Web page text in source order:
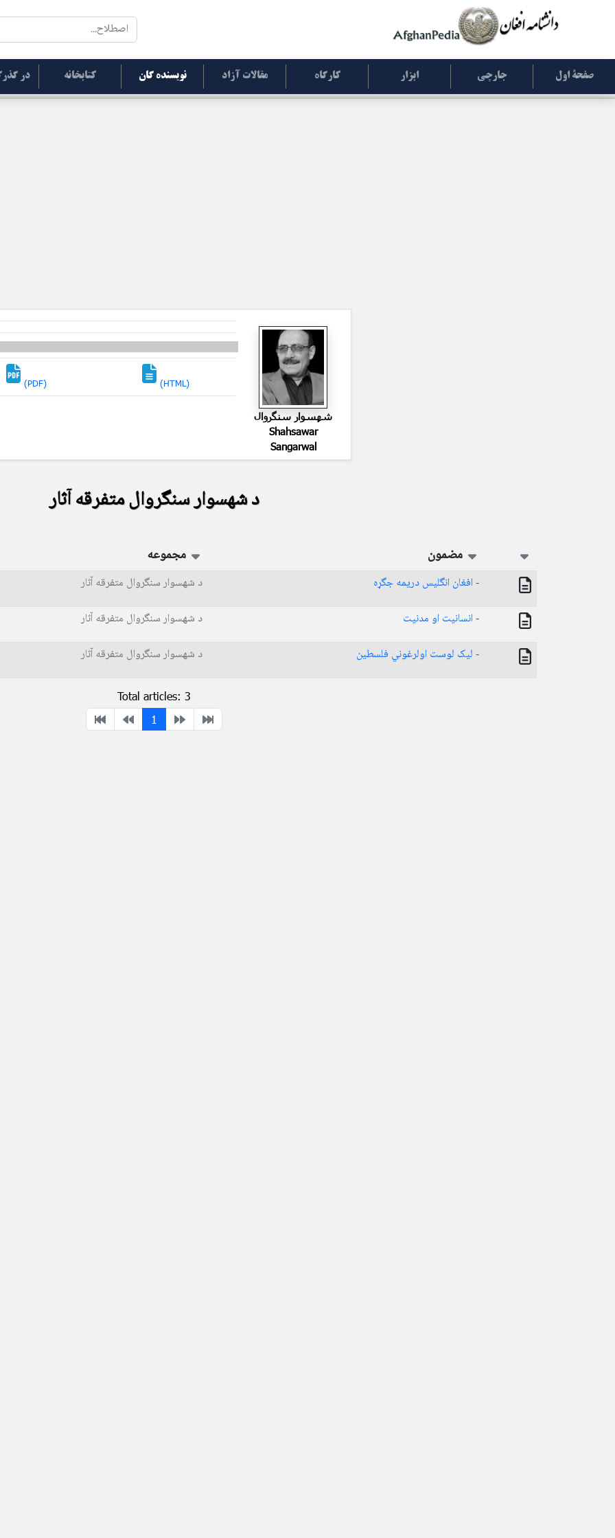
صفحۀ اول جارچی ابزار کارگاه مقالات آزاد نویسنده گان کتابخانه در
(PDF) (HTML)
شهسوار سنگروال
Shahsawar
Sangarwal
د شهسوار سنگروال متفرقه آثار
مضمون مجموعه
- افغان انگليس دريمه جگړه د شهسوار سنگروال متفرقه آثار
- انسانیت او مدنیت
د شهسوار سنگروال متفرقه آثار
- لیک لوست اولرغوني فلسطین
د شهسوار سنگروال متفرقه آثار
Total articles: 3
1